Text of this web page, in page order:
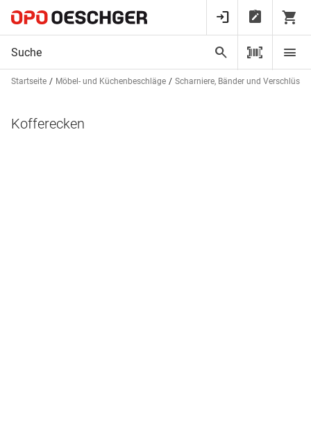
Startseite Möbel- und Küchenbeschläge Scharniere, Bänder und Verschlüsse
Kofferecken